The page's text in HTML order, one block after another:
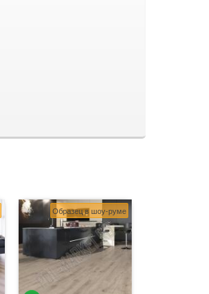
Образец в шоу-руме